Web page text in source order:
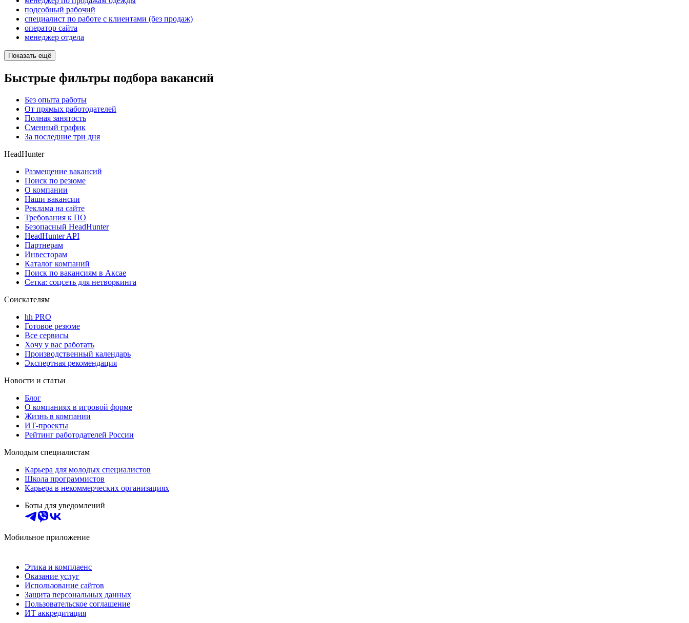
подсобный рабочий
специалист по работе с клиентами (без продаж)
оператор сайта
менеджер отдела
Показать ещё
Быстрые фильтры подбора вакансий
Без опыта работы
От прямых работодателей
Полная занятость
Сменный график
За последние три дня
HeadHunter
Размещение вакансий
Поиск по резюме
О компании
Наши вакансии
Реклама на сайте
Требования к ПО
Безопасный HeadHunter
HeadHunter API
Партнерам
Инвесторам
Каталог компаний
Поиск по вакансиям в Аксае
Сетка: соцсеть для нетворкинга
Соискателям
hh PRO
Готовое резюме
Все сервисы
Хочу у вас работать
Производственный календарь
Экспертная рекомендация
Новости и статьи
Блог
О компаниях в игровой форме
Жизнь в компании
ИТ-проекты
Рейтинг работодателей России
Молодым специалистам
Карьера для молодых специалистов
Школа программистов
Карьера в некоммерческих организациях
Боты для уведомлений
Мобильное приложение
Этика и комплаенс
Оказание услуг
Использование сайтов
Защита персональных данных
Пользовательское соглашение
ИТ аккредитация